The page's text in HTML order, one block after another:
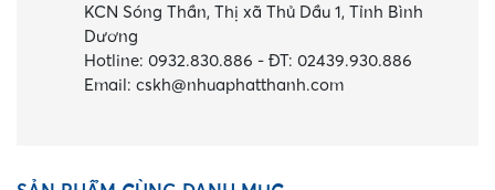
KCN Sóng Thần, Thị xã Thủ Dầu 1, Tỉnh Bình
Dương
Hotline: 0932.830.886 -ĐT: 02439.930.886
Email:cskh@nhuaphatthanh.com